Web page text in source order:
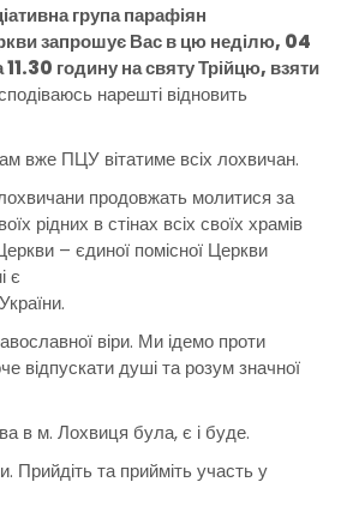
група парафіян
запрошує Вас в цю неділю, 04
годину на святу Трійцю, взяти
нарешті відновить
вже ПЦУ вітатиме всіх лохвичан.
продовжать молитися за
рідних в стінах всіх своїх храмів
– єдиної помісної Церкви
є
віри. Ми ідемо проти
відпускати душі та розум значної
в м. Лохвиця була, є і буде.
та прийміть участь у